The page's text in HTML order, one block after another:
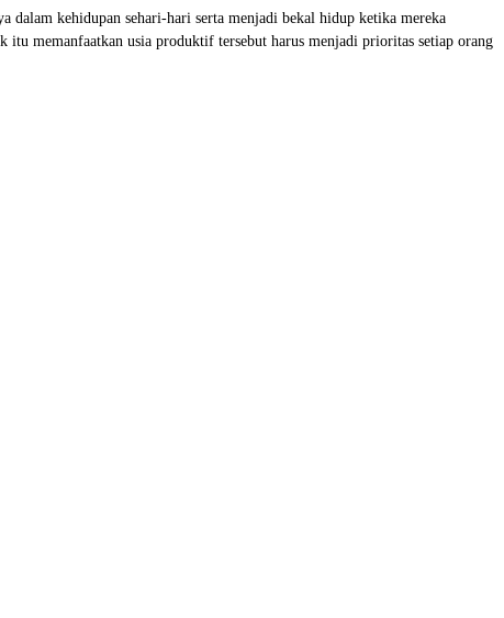
dalam kehidupan sehari-hari serta menjadi bekal hidup ketika mereka
memanfaatkan usia produktif tersebut harus menjadi prioritas setiap orang